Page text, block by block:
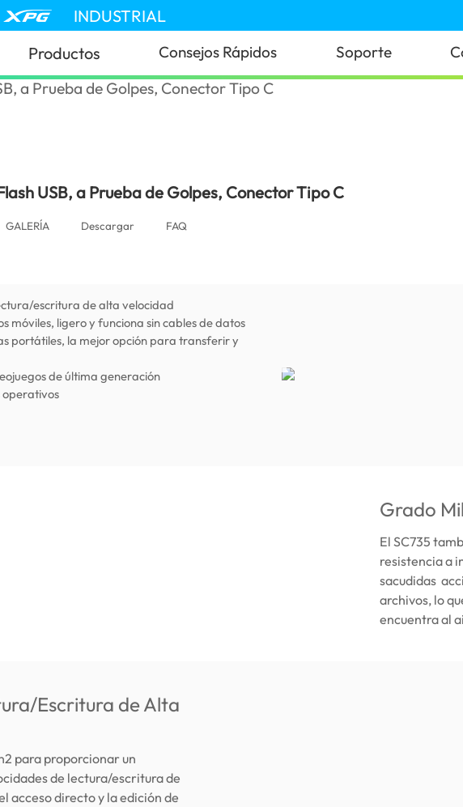
INDUSTRIAL
Productos
Consejos Rápidos Soporte
USB, a Prueba de Golpes, Conector Tipo C
GALERÍA Descargar FAQ
escritura de alta velocidad
móviles, ligero y funciona sin cables de datos
portátiles, la mejor opción para transferir y
de última generación
operativos
Grado
El SC735
resistencia a
sacudidas
archivos, lo
encuentra al
Escritura de Alta
para proporcionar un
de lectura/escritura de
acceso directo y la edición de